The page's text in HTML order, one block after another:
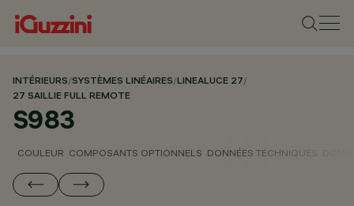
INTÉRIEURS/SYSTÈMES LINÉAIRES/LINEALUCE 27/
27 SAILLIE FULL REMOTE
S983
COULEUR COMPOSANTS OPTIONNELS DONNÉES TECHNIQUES